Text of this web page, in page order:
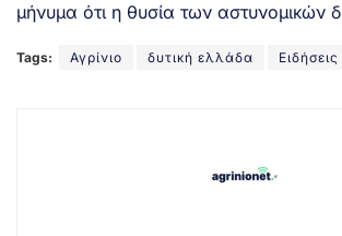
μήνυμα ότι η θυσία των αστυνομικών
Tags: Αγρίνιο δυτική ελλάδα Ειδήσεις